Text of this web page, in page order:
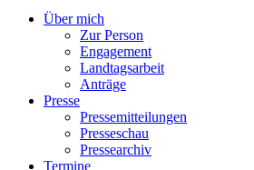
Über mich
Zur Person
Engagement
Landtagsarbeit
Anträge
Presse
Pressemitteilungen
Presseschau
Pressearchiv
Termine